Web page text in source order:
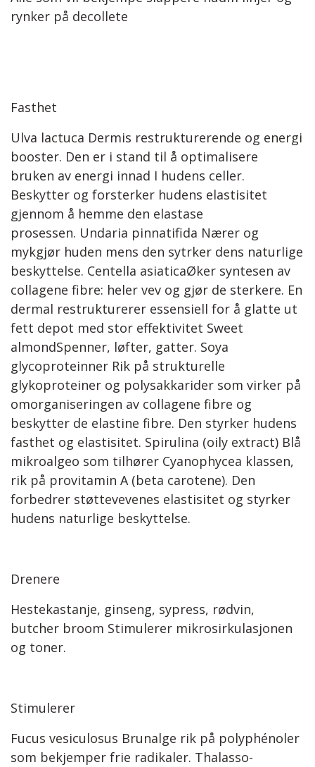
rynker på decollete
Fasthet
Ulva lactuca Dermis restrukturerende og energi
booster. Den er i stand til å optimalisere
bruken av energi innad I hudens celler.
Beskytter og forsterker hudens elastisitet
gjennom å hemme den elastase
prosessen. Undaria pinnatifida Nærer og
mykgjør huden mens den sytrker dens naturlige
beskyttelse. Centella asiaticaØker syntesen av
collagene fibre: heler vev og gjør de sterkere. En
dermal restrukturerer essensiell for å glatte ut
fett depot med stor effektivitet Sweet
almondSpenner, løfter, gatter. Soya
glycoproteinner Rik på strukturelle
glykoproteiner og polysakkarider som virker på
omorganiseringen av collagene fibre og
beskytter de elastine fibre. Den styrker hudens
fasthet og elastisitet. Spirulina (oily extract) Blå
mikroalgeo som tilhører Cyanophycea klassen,
rik på provitamin A (beta carotene). Den
forbedrer støttevevenes elastisitet og styrker
hudens naturlige beskyttelse.
Drenere
Hestekastanje, ginseng, sypress, rødvin,
butcher broom Stimulerer mikrosirkulasjonen
og toner.
Stimulerer
Fucus vesiculosus Brunalge rik på polyphénoler
som bekjemper frie radikaler. Thalasso-